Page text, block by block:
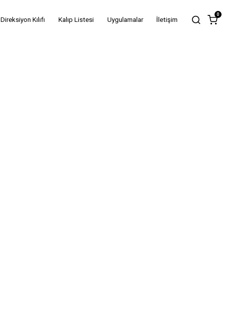
Direksiyon Kılıfı Kalıp Listesi Uygulamalar İletişim
0